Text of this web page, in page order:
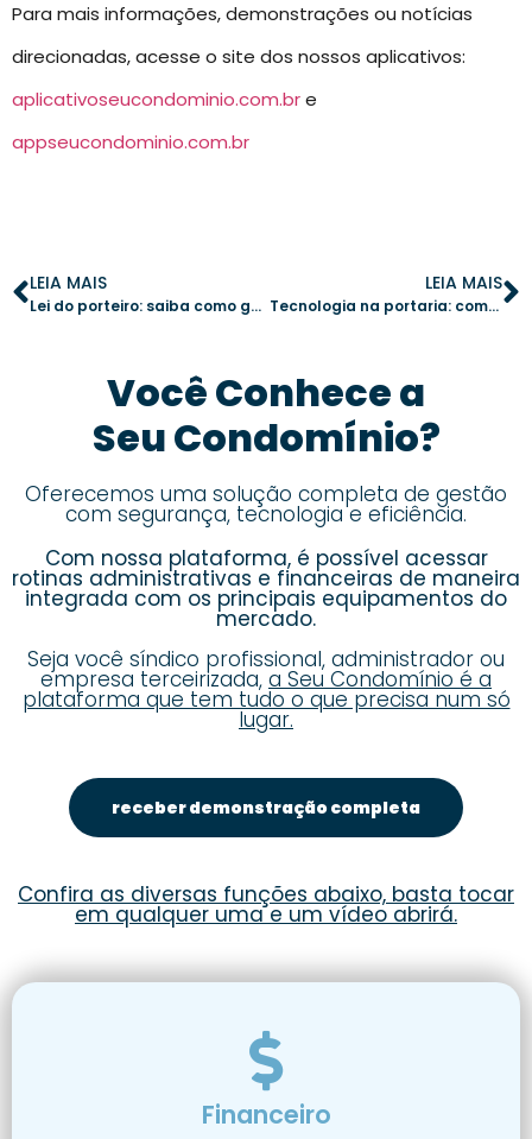
Para mais informações, demonstrações ou notícias
direcionadas, acesse o site dos nossos aplicativos:
aplicativoseucondominio.com.bre
appseucondominio.com.br
LEIA MAIS
Lei do porteiro: saiba como garantir uma gestão eficiente dos funcionários do condomínio
LEIA MAIS
Tecnologia na portaria: como um aplicativo de gestão transforma a rotina do porteiro
Você Conhece a
Seu Condomínio?
Oferecemos uma solução completa de gestão
com segurança, tecnologia e eficiência.
Com nossa plataforma, é possível acessar
rotinas administrativas e financeiras de maneira
integrada com os principais equipamentos do
mercado.
Seja você síndico profissional, administrador ou
empresa terceirizada, a Seu Condomínio é a
plataforma que tem tudo o que precisa num só
lugar.
receber demonstração completa
Confira as diversas funções abaixo, basta tocar
em qualquer uma e um vídeo abrirá.
Financeiro